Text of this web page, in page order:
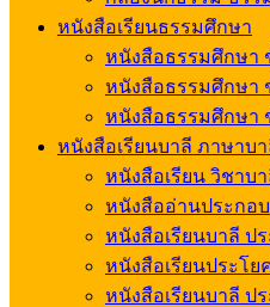
หนังสือเรียนธรรมศึกษา
หนังสือธรรมศึกษา
หนังสือธรรมศึกษา
หนังสือธรรมศึกษา
หนังสือเรียนบาลี ภาษาบ
หนังสือเรียน วิชาบ
หนังสืออ่านประกอบ
หนังสือเรียนบาลี ป
หนังสือเรียนประโย
หนังสือเรียนบาลี ป